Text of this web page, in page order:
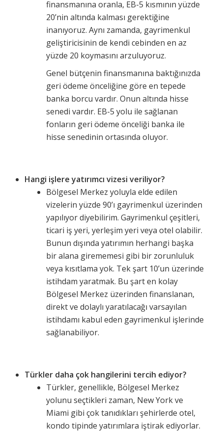
finansmanına oranla, EB-5 kısmının yüzde
20’nin altında kalması gerektiğine
inanıyoruz. Aynı zamanda, gayrimenkul
geliştiricisinin de kendi cebinden en az
yüzde 20 koymasını arzuluyoruz.
Genel bütçenin finansmanına baktığınızda
geri ödeme önceliğine göre en tepede
banka borcu vardır. Onun altında hisse
senedi vardır. EB-5 yolu ile sağlanan
fonların geri ödeme önceliği banka ile
hisse senedinin ortasında oluyor.
Hangi işlere yatırımcı vizesi veriliyor?
Bölgesel Merkez yoluyla elde edilen
vizelerin yüzde 90’ı gayrimenkul üzerinden
yapılıyor diyebilirim. Gayrimenkul çeşitleri,
ticari iş yeri, yerleşim yeri veya otel olabilir.
Bunun dışında yatırımın herhangi başka
bir alana girememesi gibi bir zorunluluk
veya kısıtlama yok. Tek şart 10’un üzerinde
istihdam yaratmak. Bu şart en kolay
Bölgesel Merkez üzerinden finanslanan,
direkt ve dolaylı yaratılacağı varsayılan
istihdamı kabul eden gayrimenkul işlerinde
sağlanabiliyor.
Türkler daha çok hangilerini tercih ediyor?
Türkler, genellikle, Bölgesel Merkez
yolunu seçtikleri zaman, New York ve
Miami gibi çok tanıdıkları şehirlerde otel,
kondo tipinde yatırımlara iştirak ediyorlar.